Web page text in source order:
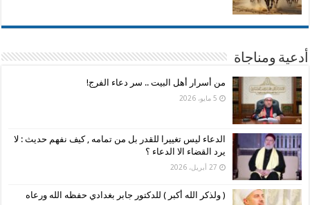
أدعية ومناجاة
من أسرار أهل البيت .. سر دعاء الفرج!
5 مايو، 2026
الدعاء ليس تغييرا للقدر بل من تمامه , كيف نفهم حديث : لا
يرد القضاء الا الدعاء ؟
27 أبريل، 2026
( ولذكر الله أكبر ) للدكتور جابر بغدادي حفظه الله ورعاه